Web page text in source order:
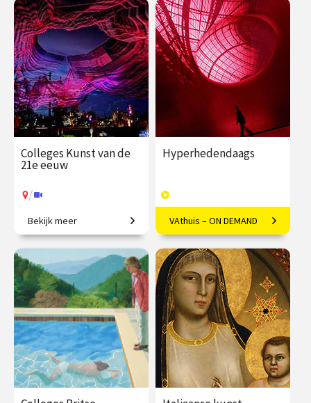
€ 345.00
vanaf 22
sep.
/ Op locatie of online
€ 169.00
40
afleveringen
Speeltijd 10 uur
VAthuis
Colleges Kunst van de
21e eeuw
/
Van penseelstreek tot pixel
€ 345.00
vanaf 25
jan.
/ Op locatie of online
Bekijk meer
Hyperhedendaags
Kunst in de eenentwintigste
eeuw
€ 169.00
40
afleveringen
Speeltijd 12 uur
VAthuis
VAthuis – ON DEMAND